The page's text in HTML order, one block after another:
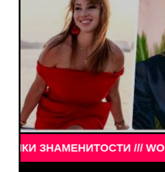
/// WORLD